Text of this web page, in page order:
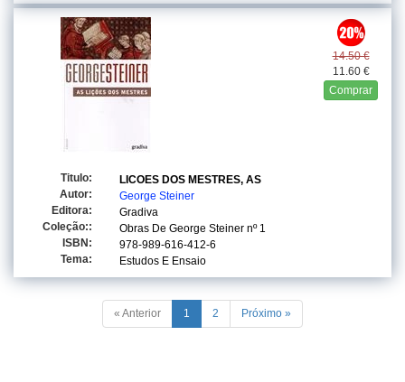
14.50 €
11.60 €
Comprar
Titulo:
LICOES DOS MESTRES, AS
Autor:
George Steiner
Editora:
Gradiva
Coleção::
Obras De George Steiner nº 1
ISBN:
978-989-616-412-6
Tema:
Estudos E Ensaio
« Anterior 1 2 Próximo »